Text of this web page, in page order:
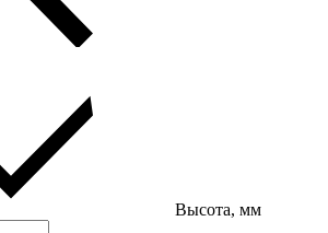
Высота, мм